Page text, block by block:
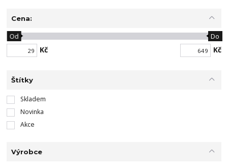
Cena:
Kč
Od Do
Kč
Štítky
Skladem
Novinka
Akce
Výrobce